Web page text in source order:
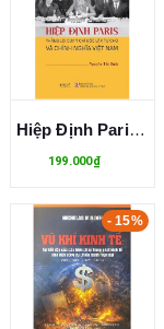
Hiệp Định Paris - Thắng Lợi Của Ý Chí Độc Lập, Tự Chủ Và Chính Nghĩa Việt Nam (Bìa Cứng) Nguyễn Thị Bình
199.000₫
- 15%